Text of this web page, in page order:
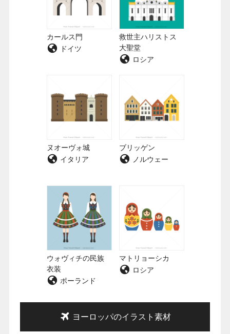
カールス門
ドイツ
救世主ハリストス
大聖堂
ロシア
ヌオーヴォ城
イタリア
ブリッゲン
ノルウェー
ウォヴィチの民族
衣装
ポーランド
マトリョーシカ
ロシア
ヨーロッパのイラスト素材